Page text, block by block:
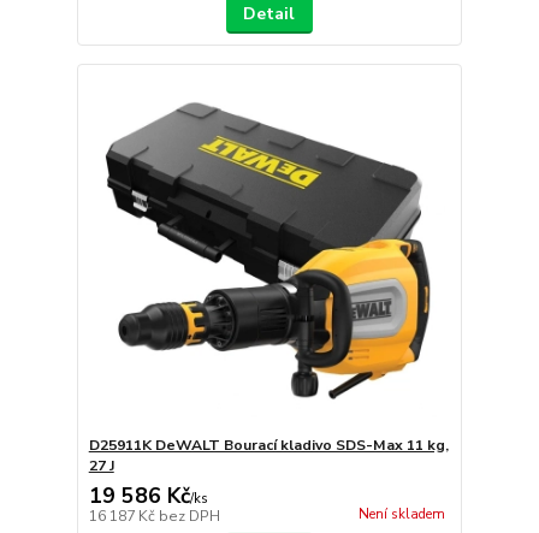
Detail
D25911K DeWALT Bourací kladivo SDS-Max 11 kg,
27 J
19 586 Kč/ks
16 187 Kč bez DPH Není skladem